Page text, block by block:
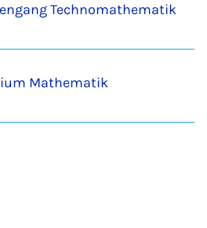
Technomathematik
Mathematik